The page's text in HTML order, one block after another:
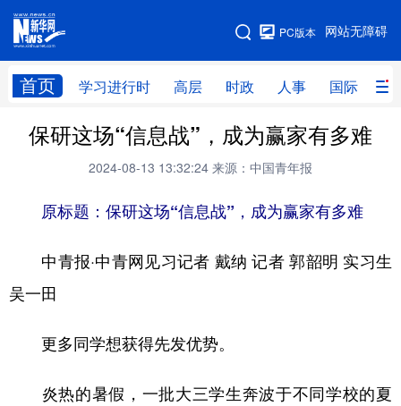
网站无障碍
PC版本
首页 学习进行时 高层 时政 人事 国际 财
网站地图
学习进行时 高层 时政 人事
财经 网评
台湾 思客智库 全球连线 教育
文化
食品 人居 信息化 数字经济
保研这场“信息战”，成为赢家有多难
2024-08-13 13:32:24 来源：中国青年报
原标题：保研这场“信息战”，成为赢家有多难
中青报·中青网见习记者 戴纳 记者 郭韶明 实习生
吴一田
更多同学想获得先发优势。
炎热的暑假，一批大三学生奔波于不同学校的夏